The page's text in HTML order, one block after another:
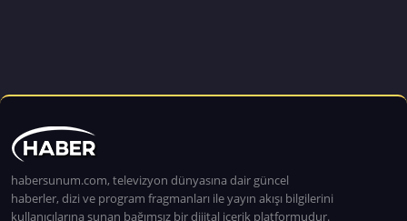
habersunum.com, televizyon dünyasına dair güncel
haberler, dizi ve program fragmanları ile yayın akışı bilgilerini
kullanıcılarına sunan bağımsız bir dijital içerik platformudur.